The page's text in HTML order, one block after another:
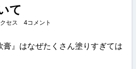
て
セス 4コメント
』はなぜたくさん塗りすぎては